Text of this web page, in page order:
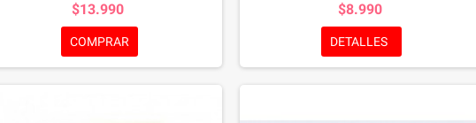
$13.990
COMPRAR
$8.990
DETALLES